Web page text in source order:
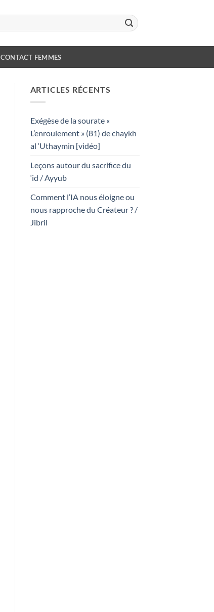
CONTACT FEMMES
ARTICLES RÉCENTS
Exégèse de la sourate «
L’enroulement » (81) de chaykh
al ‘Uthaymin [vidéo]
Leçons autour du sacrifice du
‘id / Ayyub
Comment l’IA nous éloigne ou
nous rapproche du Créateur ? /
Jibril